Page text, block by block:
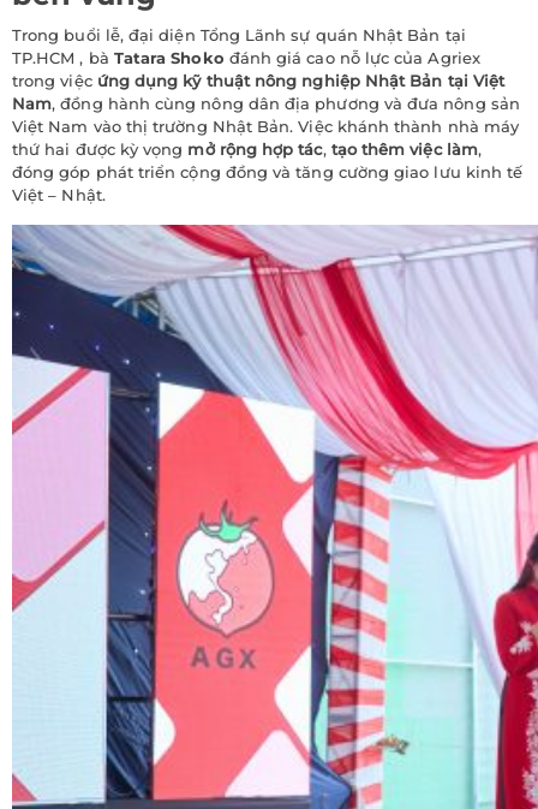
Trong buổi lễ, đại diện Tổng Lãnh sự quán Nhật Bản tại
TP.HCM , bà Tatara Shoko đánh giá cao nỗ lực của Agriex
trong việc ứng dụng kỹ thuật nông nghiệp Nhật Bản tại Việt
Nam, đồng hành cùng nông dân địa phương và đưa nông sản
Việt Nam vào thị trường Nhật Bản. Việc khánh thành nhà máy
thứ hai được kỳ vọng mở rộng hợp tác, tạo thêm việc làm,
đóng góp phát triển cộng đồng và tăng cường giao lưu kinh tế
Việt – Nhật.